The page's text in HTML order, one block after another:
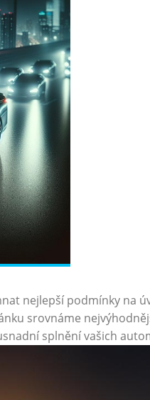
nejlepší​ podmínky na
srovnáme
splnění vašich